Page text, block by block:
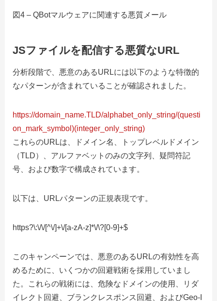
図4 – QBotマルウェアに関連する悪質メール
JSファイルを配信する悪質なURL
分析段階で、悪意のあるURLには以下のような特徴的
なパターンが含まれていることが確認されました。
https://domain_name.TLD/alphabet_only_string/(questi
on_mark_symbol)(integer_only_string)
これらのURLは、ドメイン名、トップレベルドメイン
（TLD）、アルファベットのみの文字列、疑問符記
号、および数字で構成されています。
以下は、URLパターンの正規表現です。
https?\:\/\/[^\/]+\/[a-zA-z]*\/\?[0-9]+$
このキャンペーンでは、悪意のあるURLの有効性を高
めるために、いくつかの回避戦術を採用していまし
た。これらの戦術には、危険なドメインの使用、リダ
イレクト回避、ブランクレスポンス回避、およびGeo-I